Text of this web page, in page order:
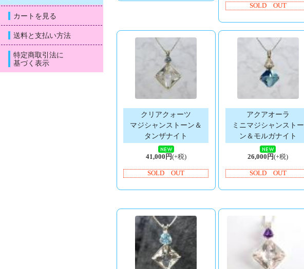
カートを見る
送料と支払い方法
特定商取引法に
基づく表示
SOLD OUT
クリアクォーツ
マジシャンストーン＆
タンザナイト
41,000円(+税)
SOLD OUT
アクアオーラ
ミニマジシャンストー
ン＆モルガナイト
26,000円(+税)
SOLD OUT